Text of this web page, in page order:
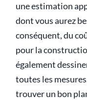
une estimation
dont vous aurez
conséquent, du
pour la
également
toutes les
trouver un bon